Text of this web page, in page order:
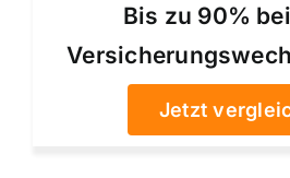
Bis zu 90%
Jetzt